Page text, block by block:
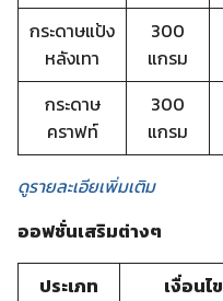
กระดาษแป้ง
หลังเทา
300
แกรม
กระดาษ
คราฟท์
300
แกรม
ดูรายละเอียเพิ่มเติม
ออฟชั่นเสริมต่างๆ
ประเภท เงื่อนไข